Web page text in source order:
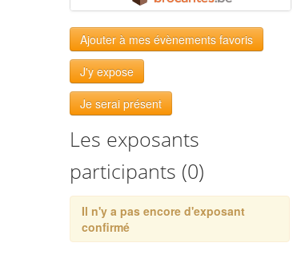
Ajouter à mes évènements favoris
J'y expose
Je serai présent
Les exposants
participants (0)
Il n'y a pas encore d'exposant
confirmé